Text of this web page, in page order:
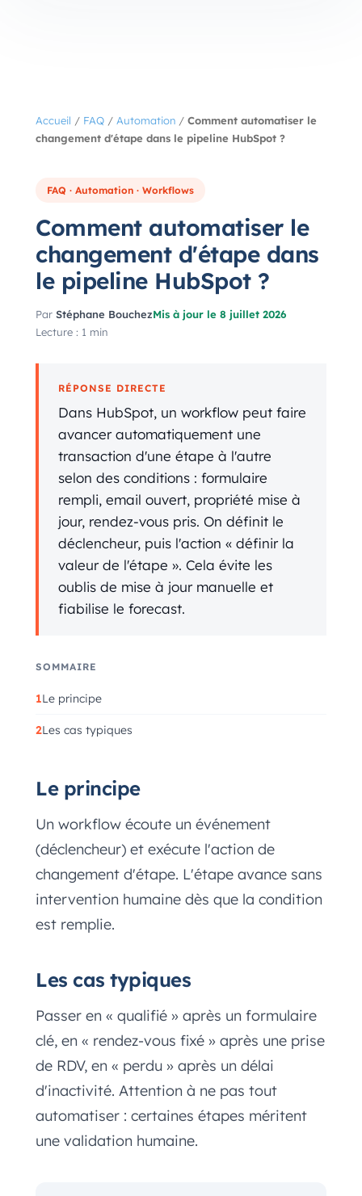
Accueil / FAQ / Automation / Comment automatiser le
changement d'étape dans le pipeline HubSpot ?
FAQ · Automation · Workflows
Comment automatiser le
changement d'étape dans
le pipeline HubSpot ?
Par Stéphane BouchezMis à jour le 8 juillet 2026
Lecture : 1 min
RÉPONSE DIRECTE
Dans HubSpot, un workflow peut faire
avancer automatiquement une
transaction d'une étape à l'autre
selon des conditions : formulaire
rempli, email ouvert, propriété mise à
jour, rendez-vous pris. On définit le
déclencheur, puis l'action « définir la
valeur de l'étape ». Cela évite les
oublis de mise à jour manuelle et
fiabilise le forecast.
SOMMAIRE
Le principe
Les cas typiques
Le principe
Un workflow écoute un événement
(déclencheur) et exécute l'action de
changement d'étape. L'étape avance sans
intervention humaine dès que la condition
est remplie.
Les cas typiques
Passer en « qualifié » après un formulaire
clé, en « rendez-vous fixé » après une prise
de RDV, en « perdu » après un délai
d'inactivité. Attention à ne pas tout
automatiser : certaines étapes méritent
une validation humaine.